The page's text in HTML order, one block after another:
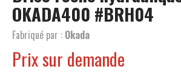
OKADA400 #BRH04
Fabriqué par : Okada
Prix sur demande